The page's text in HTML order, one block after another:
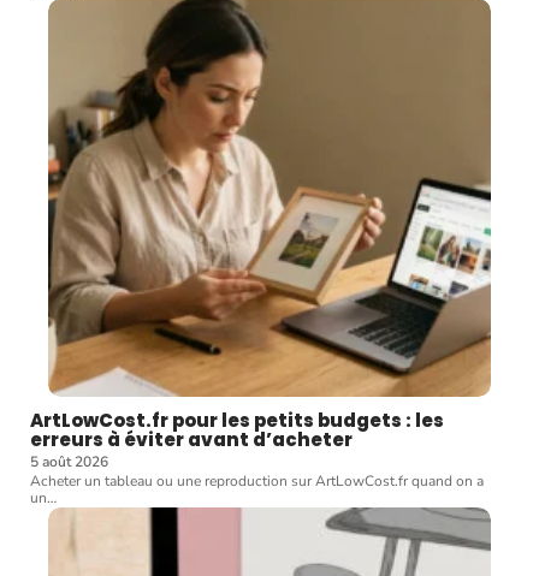
ArtLowCost.fr pour les petits budgets : les
erreurs à éviter avant d’acheter
5 août 2026
Acheter un tableau ou une reproduction sur ArtLowCost.fr quand on a
un…